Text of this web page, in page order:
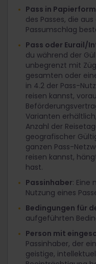
Pass in Papierform
des Passes, die
Passumschlag
Pass oder Eurail/
du während der
unbegrenzt mit
gesamten oder
in 4.2 der Pass-
reisen kannst,
Varianten
Anzahl der
geografischer
ganzen Pass-
reisen kannst,
hast.
Passinhaber: Eine
Nutzung eines
Bedingungen für
aufgeführten
Person mit
Passinhaber, der
geistige,